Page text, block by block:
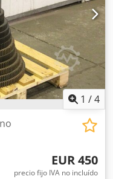
1 /4
EUR 450
precio fijo IVA no incluído